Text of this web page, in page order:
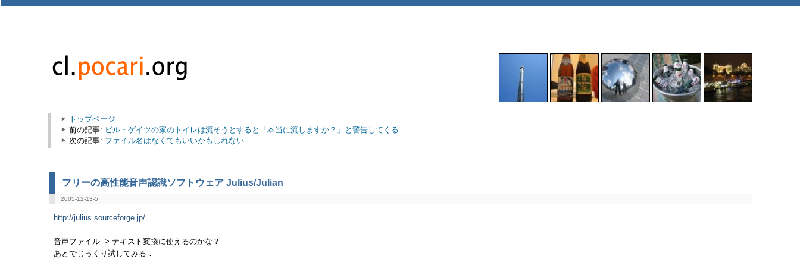
トップページ
前の記事: ビル・ゲイツの家のトイレは流そうとすると「本当に流しますか？」と警告してくる
次の記事: ファイル名はなくてもいいかもしれない
フリーの高性能音声認識ソフトウェア Julius/Julian
2005-12-13-5
http://julius.sourceforge.jp/
音声ファイル -> テキスト変換に使えるのかな？
あとでじっくり試してみる．